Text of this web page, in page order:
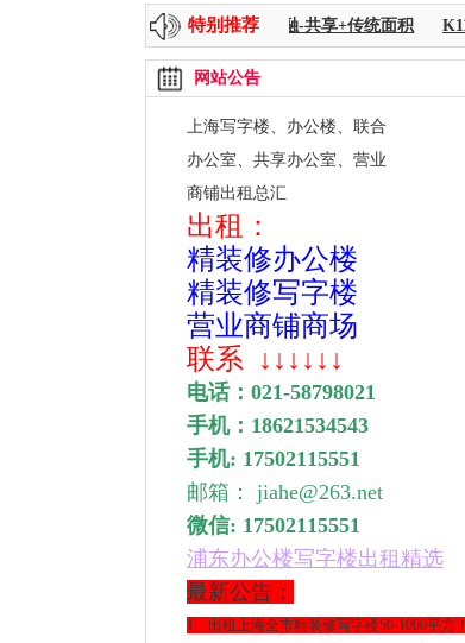
特别推荐
上海中心 256--8000平方 时代金融-共享+传统面积
网站公告
上海写字楼、办公楼、联合
办公室、 共享办公室、营业
商铺出租总汇
出租：
精装修办公楼
精装修写字楼
营业商铺商场
联系
↓↓↓↓↓↓
电话： 021-58798021
手机： 18621534543
手机: 17502115551
邮箱： jiahe@263.net
微信: 17502115551
浦东办公楼写字楼出租精选
最新公告：
1、出租上海全市精装修写字楼50-1000平方 ！